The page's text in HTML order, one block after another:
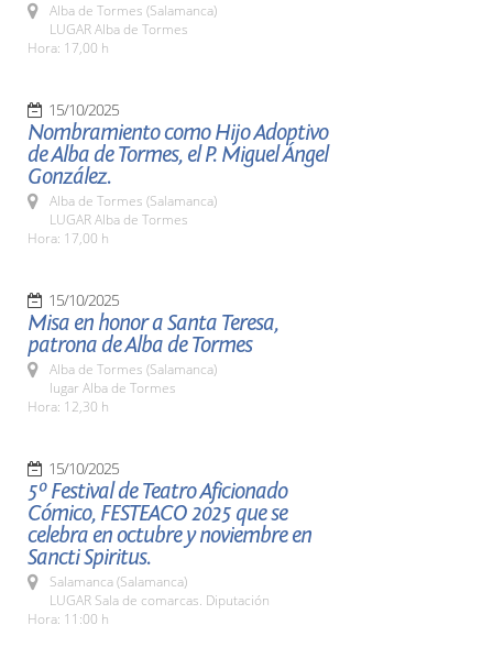
Alba de Tormes (Salamanca)
LUGAR Alba de Tormes
Hora: 17,00 h
15/10/2025
Nombramiento como Hijo Adoptivo
de Alba de Tormes, el P. Miguel Ángel
González.
Alba de Tormes (Salamanca)
LUGAR Alba de Tormes
Hora: 17,00 h
15/10/2025
Misa en honor a Santa Teresa,
patrona de Alba de Tormes
Alba de Tormes (Salamanca)
lugar Alba de Tormes
Hora: 12,30 h
15/10/2025
5º Festival de Teatro Aficionado
Cómico, FESTEACO 2025 que se
celebra en octubre y noviembre en
Sancti Spiritus.
Salamanca (Salamanca)
LUGAR Sala de comarcas. Diputación
Hora: 11:00 h